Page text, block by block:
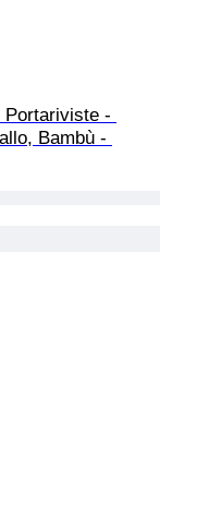
Portariviste -
Bambù -